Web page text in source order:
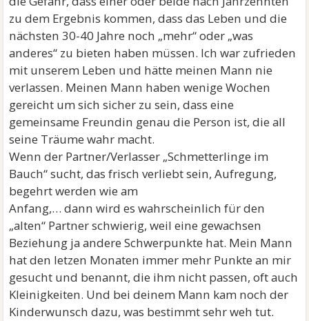
zu dem Ergebnis kommen, dass das Leben und die
nächsten 30-40 Jahre noch „mehr“ oder „was
anderes“ zu bieten haben müssen. Ich war zufrieden
mit unserem Leben und hätte meinen Mann nie
verlassen. Meinen Mann haben wenige Wochen
gereicht um sich sicher zu sein, dass eine
gemeinsame Freundin genau die Person ist, die all
seine Träume wahr macht.
Wenn der Partner/Verlasser „Schmetterlinge im
Bauch“ sucht, das frisch verliebt sein, Aufregung,
begehrt werden wie am
Anfang,… dann wird es wahrscheinlich für den
„alten“ Partner schwierig, weil eine gewachsen
Beziehung ja andere Schwerpunkte hat. Mein Mann
hat den letzen Monaten immer mehr Punkte an mir
gesucht und benannt, die ihm nicht passen, oft auch
Kleinigkeiten. Und bei deinem Mann kam noch der
Kinderwunsch dazu, was bestimmt sehr weh tut.